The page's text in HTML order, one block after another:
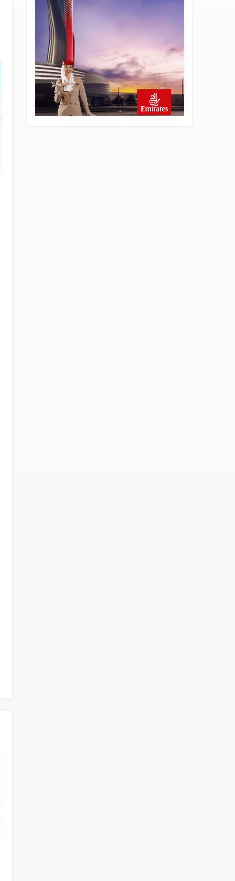
SunExpress Günlük Yolcu
Rekorunu 72 Bin 340’a
Çıkardı
İstanbul Havalimanı’nın 4.
Pistinde İlk Test Uçuşu
Yapıldı
23 saat önce
Aslıhan Güven, Airport